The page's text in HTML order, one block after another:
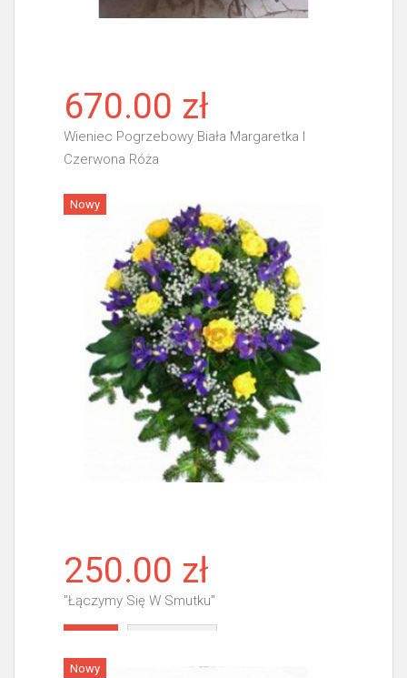
670.00 zł
Wieniec Pogrzebowy Biała Margaretka I
Czerwona Róża
Więcej
Nowy
250.00 zł
"Łączymy Się W Smutku"
Nowy